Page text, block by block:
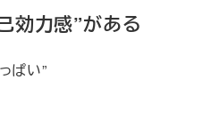
効力感”がある
ぱい”